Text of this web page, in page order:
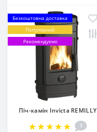
Безкоштовна доставка
Популярний
Рекомендуємо
Піч-камін Invicta REMILLY
1